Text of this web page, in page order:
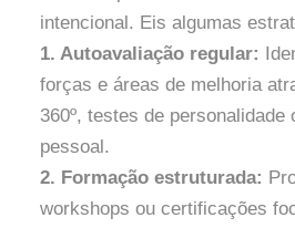
intencional. Eis algumas
1. Autoavaliação regular:
forças e áreas de melhoria
360º, testes de personalidade
pessoal.
2. Formação estruturada:
workshops ou certificações